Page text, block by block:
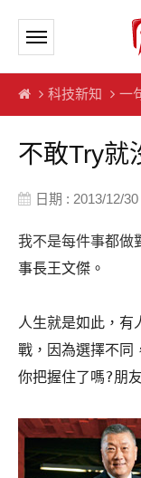
科技新知 一
不敢Try就
日期 : 2013/12/30
我不是每件事都做
事長王文傑。
人生就是如此，有
戰，因為選擇不同
你把握住了嗎?朋